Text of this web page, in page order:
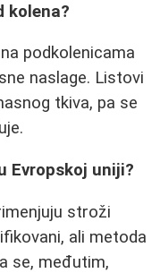
kolena?
podkolenicama
naslage. Listovi
tkiva, pa se
Evropskoj uniji?
stroži
ali metoda
se, međutim,